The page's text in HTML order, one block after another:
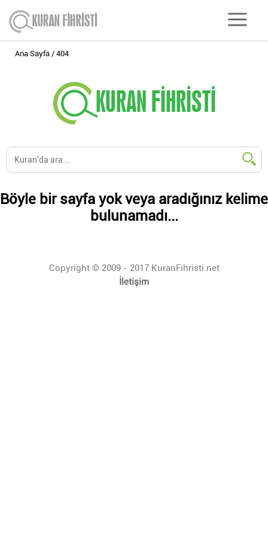
Ana Sayfa 404
Böyle bir sayfa yok veya aradığınız kelime
bulunamadı...
Copyright © 2009 - 2017 KuranFihristi.net
İletişim